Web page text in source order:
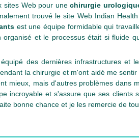
sites Web pour unechirurgie
trouvé le site Web Indian
est une équipe formidable qui
et le processus était si fluide
des dernières infrastructures et
la chirurgie et m'ont aidé me
mieux, mais d'autres problèmes
incroyable et s'assure que ses clients
bonne chance et je les remercie de